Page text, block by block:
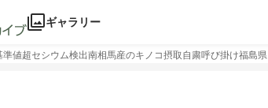
ギャラリー
準値超セシウム検出南相馬産のキノコ摂取自粛呼び掛け福島県